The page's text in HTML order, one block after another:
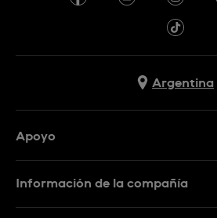
Argentina
Apoyo
Información de la compañía